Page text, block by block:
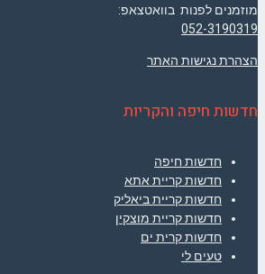
מוזמנים לפנות בוואטצאפ:
052-3190319
הצהרת נגישות האתר
חדשות חיפה והקריות
חדשות חיפה
חדשות קריית אתא
חדשות קריית ביאליק
חדשות קריית מוצקין
חדשות קרית ים
טעים לי